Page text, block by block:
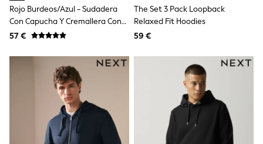
Shoes
Cardigans
Skirts
Nighties
Pyjamas
Robes
Sleepsuits
Blanket Hoodies
All Bags & Accessories
New In
Bags
Rojo Burdeos/azul - Sudadera
Con Capucha Y Cremallera Con
Logo En Arco VintageSoft De
57 €
The Set 3 Pack Loopback
Relaxed Fit Hoodies
59 €